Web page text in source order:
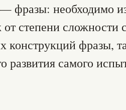
фразы: необходимо
степени сложности
конструкций фразы,
развития самого